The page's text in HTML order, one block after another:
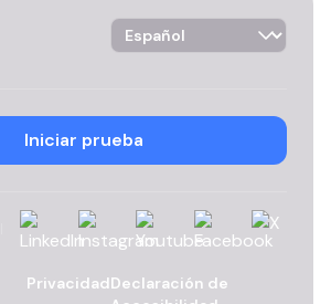
Language Selector
Iniciar prueba
LinkedinInstagramYouTubeFacebook
X
PrivacidadDeclaración de